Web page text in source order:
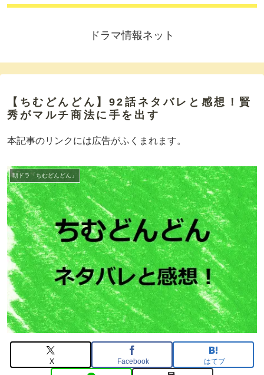
ドラマ情報ネット
【ちむどんどん】92話ネタバレと感想！賢
秀がマルチ商法に手を出す
本記事のリンクには広告がふくまれます。
朝ドラ「ちむどんどん」
X Facebook はてブ